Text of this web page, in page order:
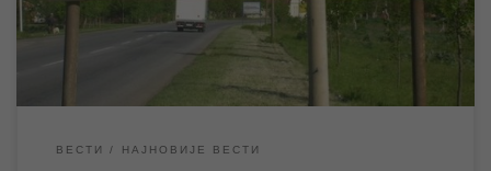
изворишту у три насељена места: […]
ВЕСТИ НАЈНОВИЈЕ ВЕСТИ